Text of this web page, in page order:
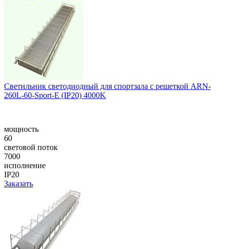
Светильник светодиодный для спортзала с решеткой ARN-
260L-60-Sport-E (IP20) 4000K
мощность
60
световой поток
7000
исполнение
IP20
Заказать